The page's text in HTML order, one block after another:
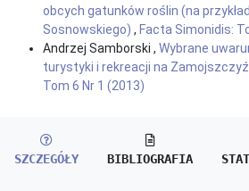
obcych gatunków roślin (na
Sosnowskiego) , Facta Simonidis:
Andrzej Samborski , Wybrane
turystyki i rekreacji na
Tom 6 Nr 1 (2013)
SZCZEGÓŁY BIBLIOGRAFIA